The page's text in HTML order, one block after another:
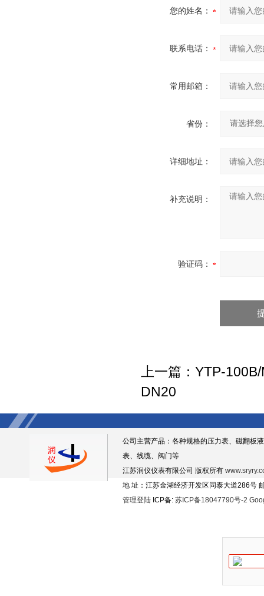
您的姓名：
联系电话：
常用邮箱：
省份：
详细地址：
补充说明：
验证码：
上一篇： YTP-
DN20
公司主营产品：各种规格的压力表、磁翻板
表、线缆、阀门等
江苏润仪仪表有限公司 版权所有
地 址：江苏金湖经济开发区同泰大道286号
管理登陆 ICP备: 苏ICP备18047790号-2